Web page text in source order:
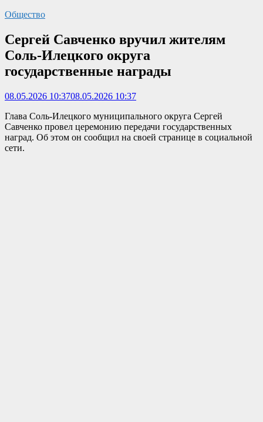
Общество
Сергей Савченко вручил жителям
Соль-Илецкого округа
государственные награды
08.05.2026 10:3708.05.2026 10:37
Глава Соль-Илецкого муниципального округа Сергей
Савченко провел церемонию передачи государственных
наград. Об этом он сообщил на своей странице в социальной
сети.